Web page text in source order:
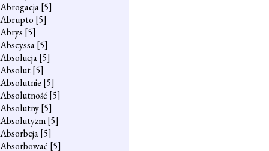
Abrogacja[5]
Abrupto [5]
Abrys [5]
Abscyssa[5]
Absolucja[5]
Absolut[5]
Absolutnie [5]
Absolutność [5]
Absolutny[5]
Absolutyzm[5]
Absorbcja[5]
Absorbować [5]